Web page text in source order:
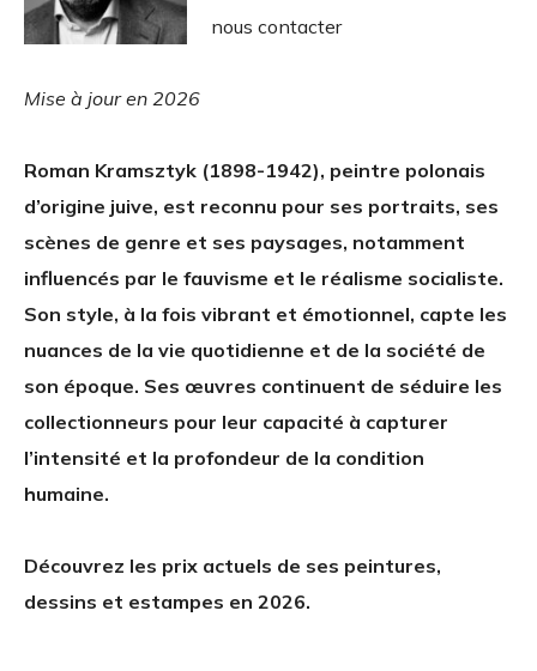
nous contacter
Mise à jour en 2026
Roman Kramsztyk (1898-1942), peintre polonais
d’origine juive, est reconnu pour ses portraits, ses
scènes de genre et ses paysages, notamment
influencés par le fauvisme et le réalisme socialiste.
Son style, à la fois vibrant et émotionnel, capte les
nuances de la vie quotidienne et de la société de
son époque. Ses œuvres continuent de séduire les
collectionneurs pour leur capacité à capturer
l’intensité et la profondeur de la condition
humaine.
Découvrez les prix actuels de ses peintures,
dessins et estampes en 2026.